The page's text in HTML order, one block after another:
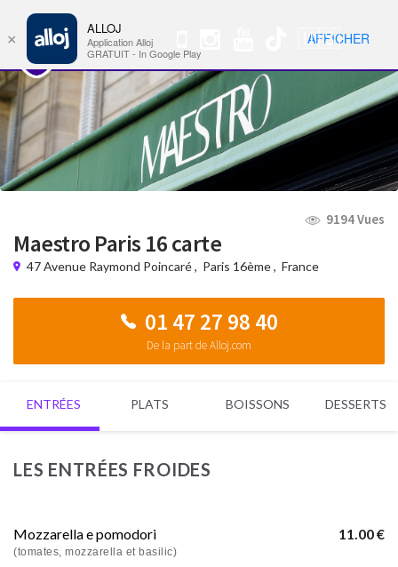
🇺🇸 Nav
9194 Vues
Maestro Paris 16 carte
47 Avenue Raymond Poincaré, Paris 16ème, France
01 47 27 98 40
De la part de Alloj.com
ENTRÉES PLATS BOISSONS DESSERTS
LES ENTRÉES FROIDES
11.00 €
Mozzarella e pomodori
(tomates, mozzarella et basilic)
×
ALLOJ
Application Alloj
GRATUIT - In Google Play
AFFICHER